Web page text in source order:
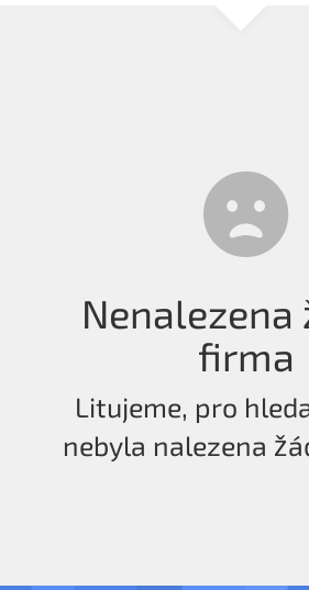
Nenalezena
firma
Litujeme, pro
nebyla nalezena